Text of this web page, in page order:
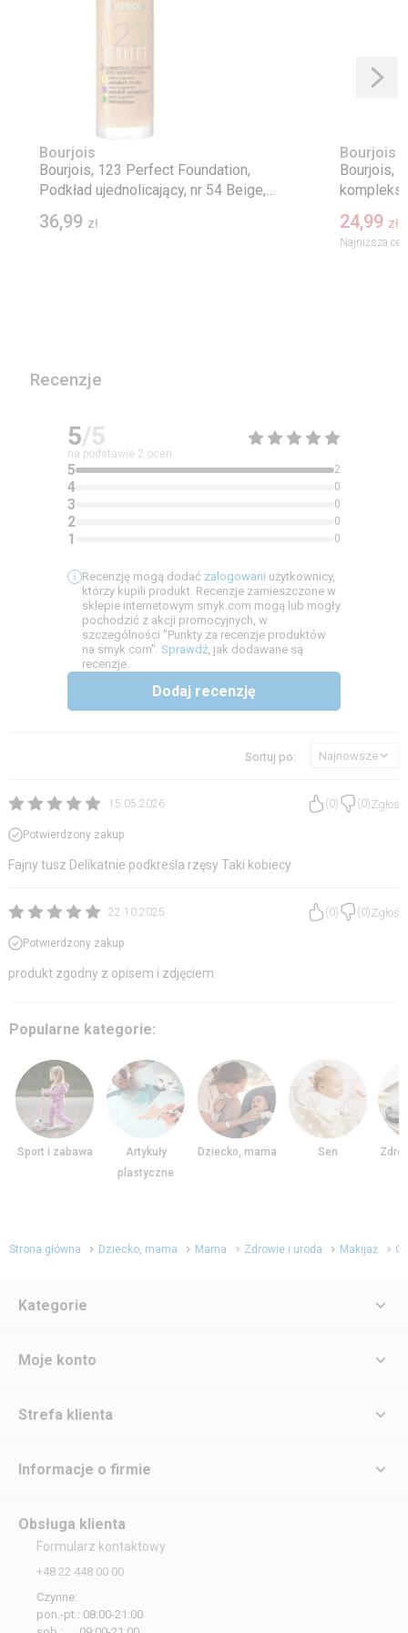
Bourjois
Bourjois, 123 Perfect Foundation,
Podkład ujednolicający, nr 54 Beige,
30 ml
36,99 zł
Bourjois
Bourjois,
ml
24,99 zł
Najniższa
Recenzje
5/5
na podstawie 2 ocen
5 2
4 0
3 0
2 0
1 0
Recenzję mogą dodać zalogowani użytkownicy,
którzy kupili produkt. Recenzje zamieszczone w
sklepie internetowym smyk.com mogą lub mogły
pochodzić z akcji promocyjnych, w
szczególności "Punkty za recenzje produktów
na smyk.com". Sprawdź, jak dodawane są
recenzje.
Dodaj recenzję
Sortuj po: Najnowsze
15.05.2026 (0) (0)Zgłoś
Potwierdzony zakup
Fajny tusz Delikatnie podkreśla rzęsy Taki kobiecy
22.10.2025 (0) (0)Zgłoś
Potwierdzony zakup
produkt zgodny z opisem i zdjęciem
Popularne kategorie:
Sport i zabawa
Artykuły
plastyczne
Dziecko, mama Sen
Strona główna Dziecko, mama Mama Zdrowie i uroda Makijaż
Kategorie
Moje konto
Strefa klienta
Informacje o firmie
Obsługa klienta
Formularz kontaktowy
+48 22 448 00 00
Czynne:
pon.-pt.: 08:00-21:00